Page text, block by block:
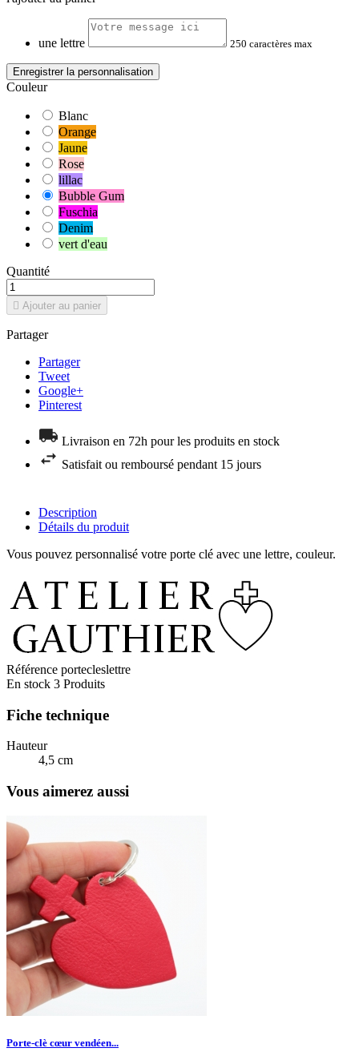
une lettre 250 caractères max
Enregistrer la personnalisation
Couleur
Blanc
Orange
Jaune
Rose
lillac
Bubble Gum
Fuschia
Denim
vert d'eau
Quantité
 Ajouter au panier
Partager
Partager
Tweet
Google+
Pinterest
Livraison en 72h pour les produits en stock
Satisfait ou remboursé pendant 15 jours
Description
Détails du produit
Vous pouvez personnalisé votre porte clé avec une lettre, couleur.
Référence portecleslettre
En stock 3 Produits
Fiche technique
Hauteur
4,5 cm
Vous aimerez aussi
Porte-clè cœur vendéen...